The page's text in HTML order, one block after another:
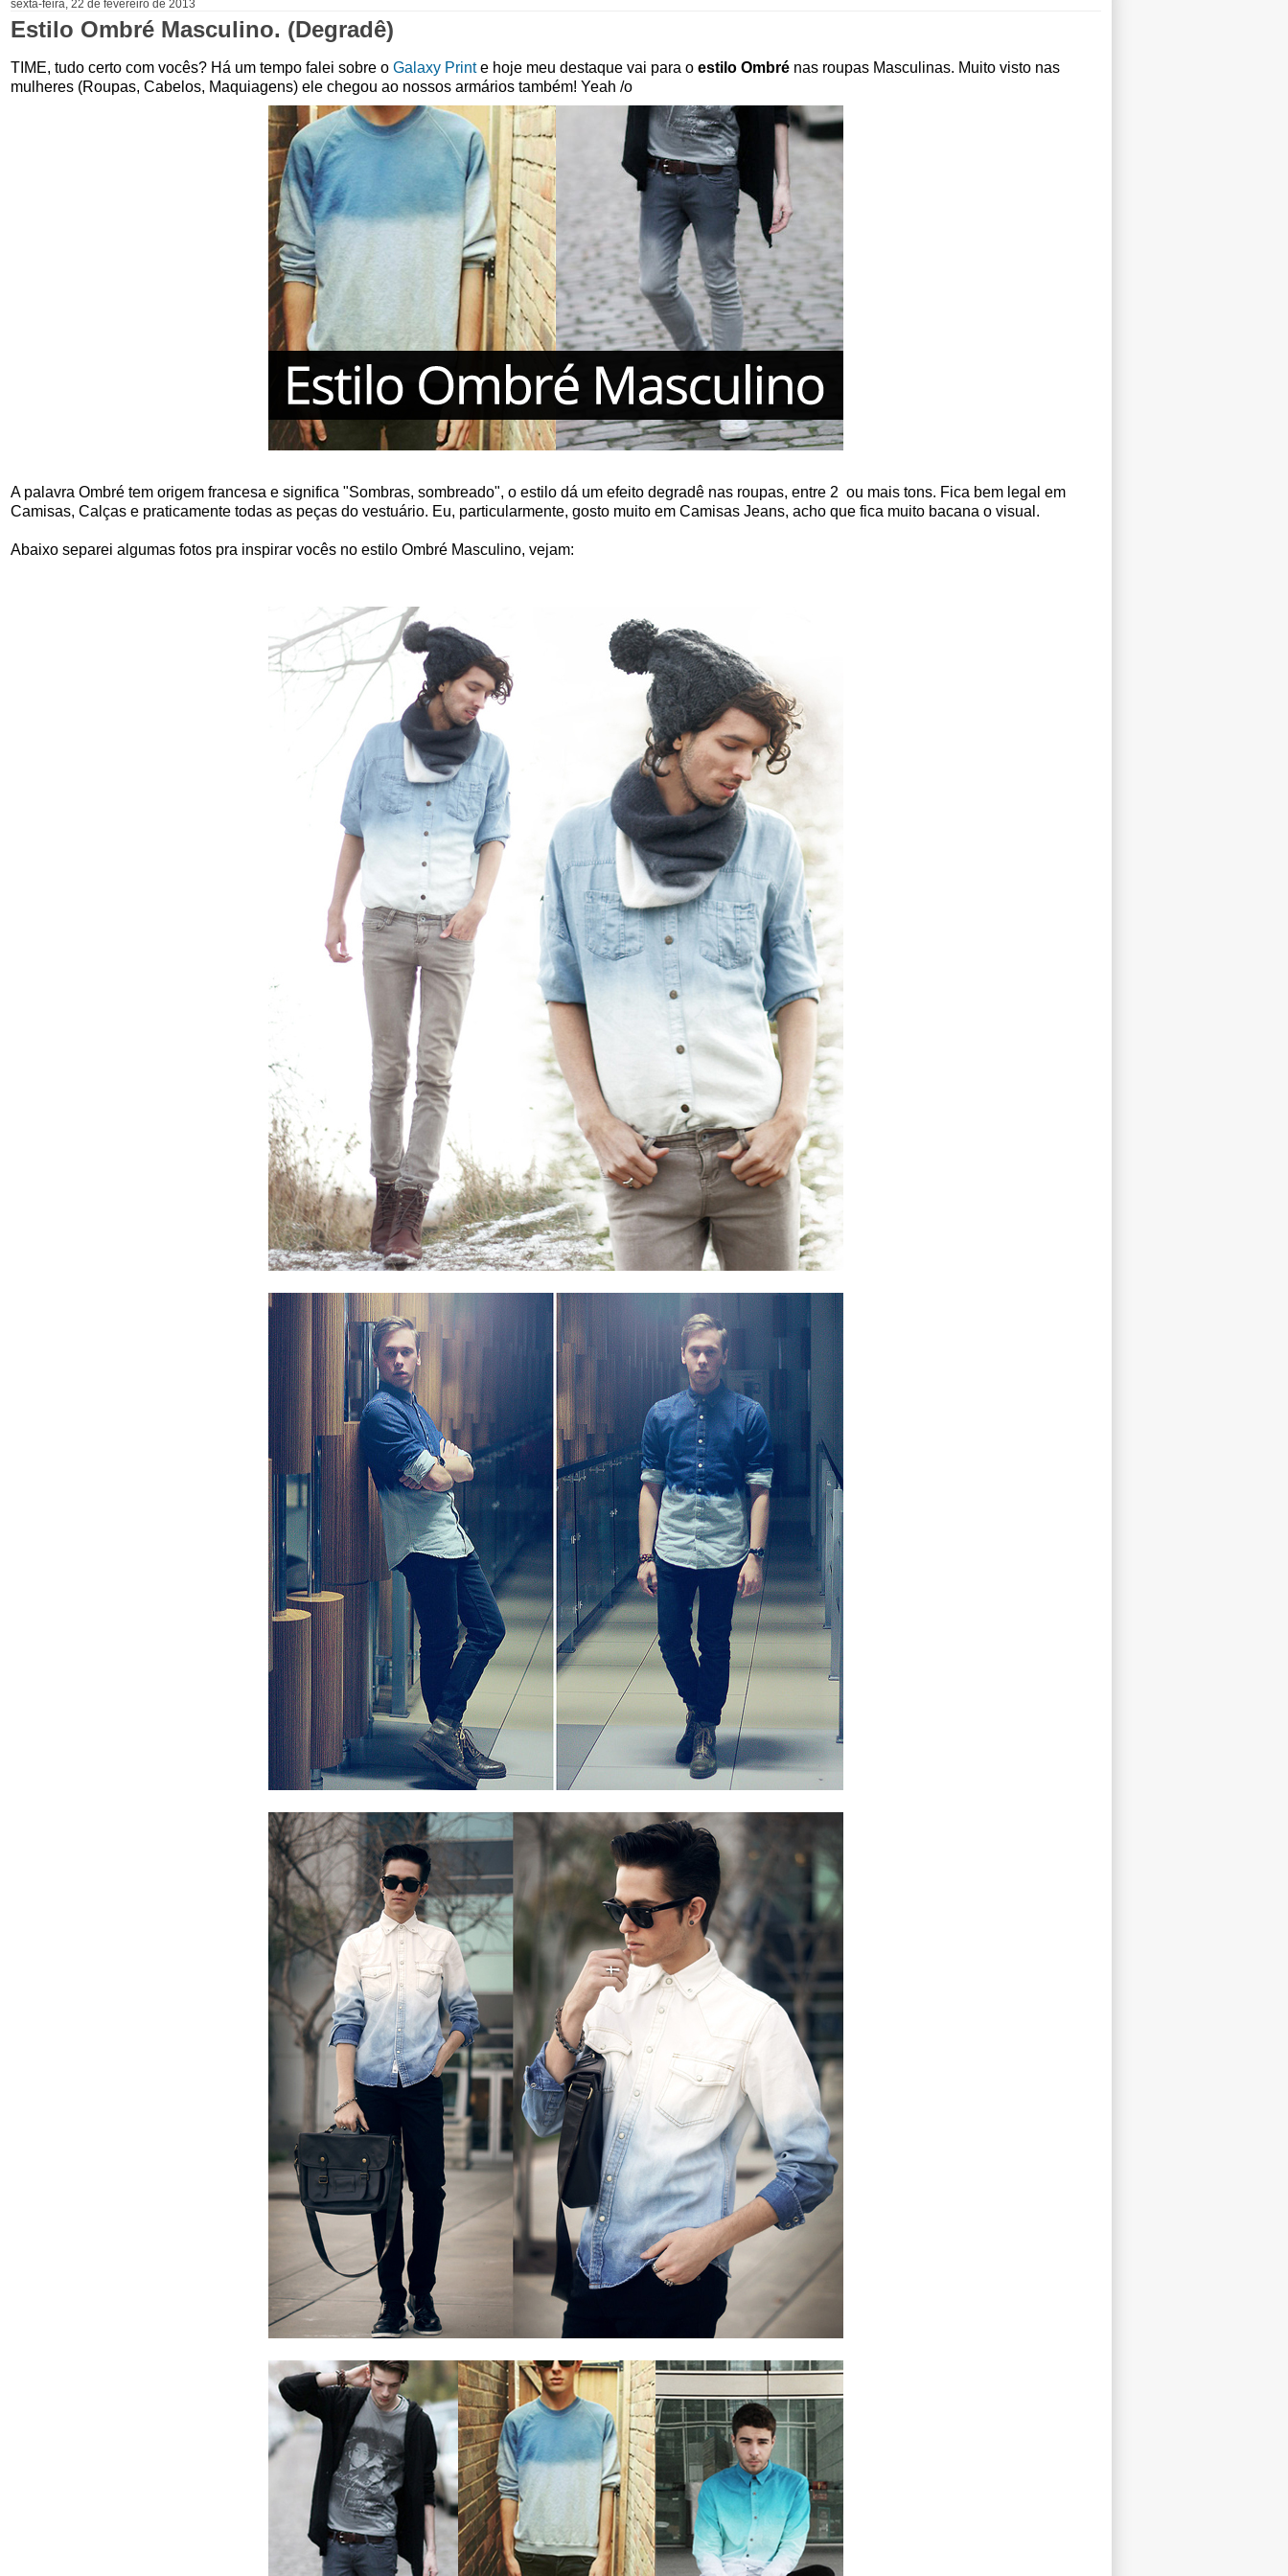
sexta-feira, 22 de fevereiro de 2013
Estilo Ombré Masculino. (Degradê)
TIME, tudo certo com vocês? Há um tempo falei sobre o Galaxy Printe hoje meu destaque vai para o estilo Ombré nas roupas Masculinas. Muito visto nas
mulheres (Roupas, Cabelos, Maquiagens) ele chegou ao nossos armários também! Yeah /o
A palavra Ombré tem origem francesa e significa "Sombras, sombreado", o estilo dá um efeito degradê nas roupas, entre 2 ou mais tons. Fica bem legal em
Camisas, Calças e praticamente todas as peças do vestuário. Eu, particularmente, gosto muito em Camisas Jeans, acho que fica muito bacana o visual.
Abaixo separei algumas fotos pra inspirar vocês no estilo Ombré Masculino, vejam: